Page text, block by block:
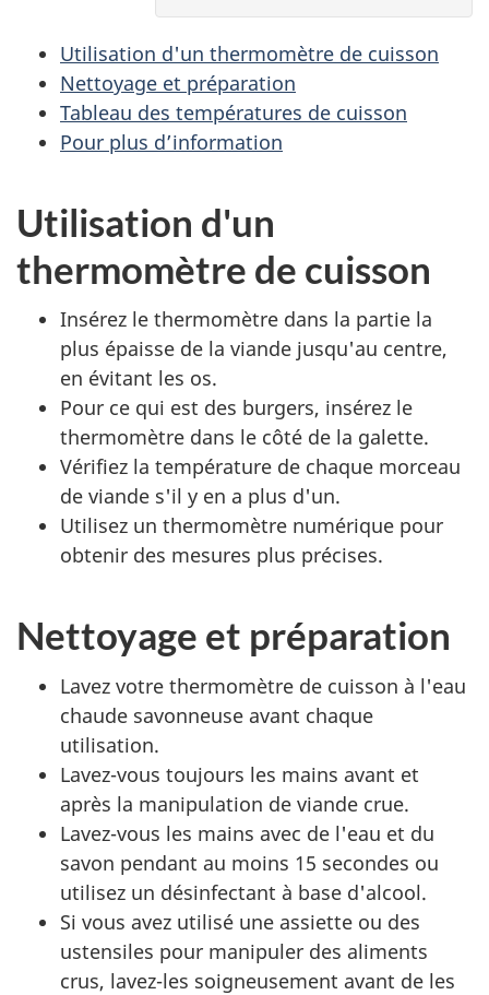
Utilisation d'un thermomètre de cuisson
Nettoyage et préparation
Tableau des températures de cuisson
Pour plus d’information
Utilisation d'un
thermomètre de cuisson
Insérez le thermomètre dans la partie la
plus épaisse de la viande jusqu'au centre,
en évitant les os.
Pour ce qui est des burgers, insérez le
thermomètre dans le côté de la galette.
Vérifiez la température de chaque morceau
de viande s'il y en a plus d'un.
Utilisez un thermomètre numérique pour
obtenir des mesures plus précises.
Nettoyage et préparation
Lavez votre thermomètre de cuisson à l'eau
chaude savonneuse avant chaque
utilisation.
Lavez-vous toujours les mains avant et
après la manipulation de viande crue.
Lavez-vous les mains avec de l'eau et du
savon pendant au moins 15 secondes ou
utilisez un désinfectant à base d'alcool.
Si vous avez utilisé une assiette ou des
ustensiles pour manipuler des aliments
crus, lavez-les soigneusement avant de les